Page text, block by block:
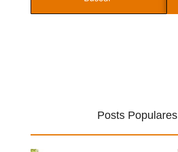
Posts Populares